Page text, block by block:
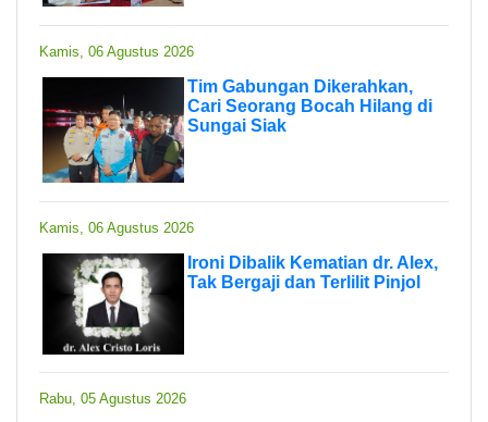
Kamis, 06 Agustus 2026
Tim Gabungan Dikerahkan,
Cari Seorang Bocah Hilang di
Sungai Siak
Kamis, 06 Agustus 2026
Ironi Dibalik Kematian dr. Alex,
Tak Bergaji dan Terlilit Pinjol
Rabu, 05 Agustus 2026